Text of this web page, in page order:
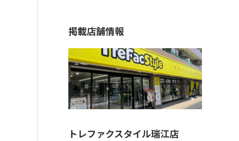
掲載店舗情報
トレファクスタイル瑞江店